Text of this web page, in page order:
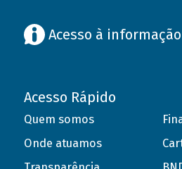
Acesso à informação
Acesso Rápido
Quem somos
Onde atuamos